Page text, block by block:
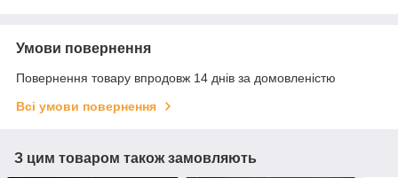
Умови повернення
Повернення товару впродовж 14 днів за домовленістю
Всі умови повернення
З цим товаром також замовляють